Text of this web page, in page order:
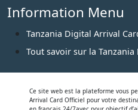
Information Menu
Tanzania Digital Arrival
Tout savoir sur la
Ce site web est la plateforme vous
Arrival Card Officiel pour votre